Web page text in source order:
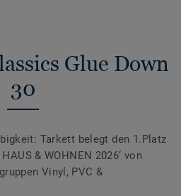
Glue Down
30
Tarkett belegt den 1.Platz
& WOHNEN 2026‘ von
Vinyl, PVC &